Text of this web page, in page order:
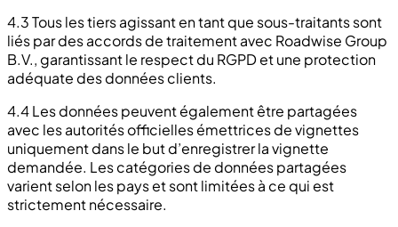
4.3 Tous les tiers agissant en tant que sous-traitants sont
liés par des accords de traitement avec Roadwise Group
B.V., garantissant le respect du RGPD et une protection
adéquate des données clients.
4.4 Les données peuvent également être partagées
avec les autorités officielles émettrices de vignettes
uniquement dans le but d’enregistrer la vignette
demandée. Les catégories de données partagées
varient selon les pays et sont limitées à ce qui est
strictement nécessaire.